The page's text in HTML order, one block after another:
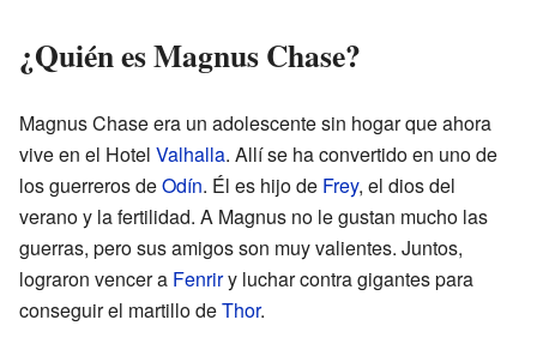
¿Quién es Magnus Chase?
Magnus Chase era un adolescente sin hogar que ahora
vive en el Hotel Valhalla. Allí se ha convertido en uno de
los guerreros deOdín. Él es hijo de Frey, el dios del
verano y la fertilidad. A Magnus no le gustan mucho las
guerras, pero sus amigos son muy valientes. Juntos,
lograron vencer a Fenriry luchar contra gigantes para
conseguir el martillo deThor.